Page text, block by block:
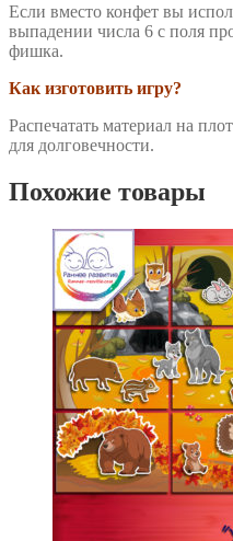
Если вместо конфет вы
выпадении числа 6 с поля
фишка.
Как изготовить игру?
Распечатать материал на
для долговечности.
Похожие товары